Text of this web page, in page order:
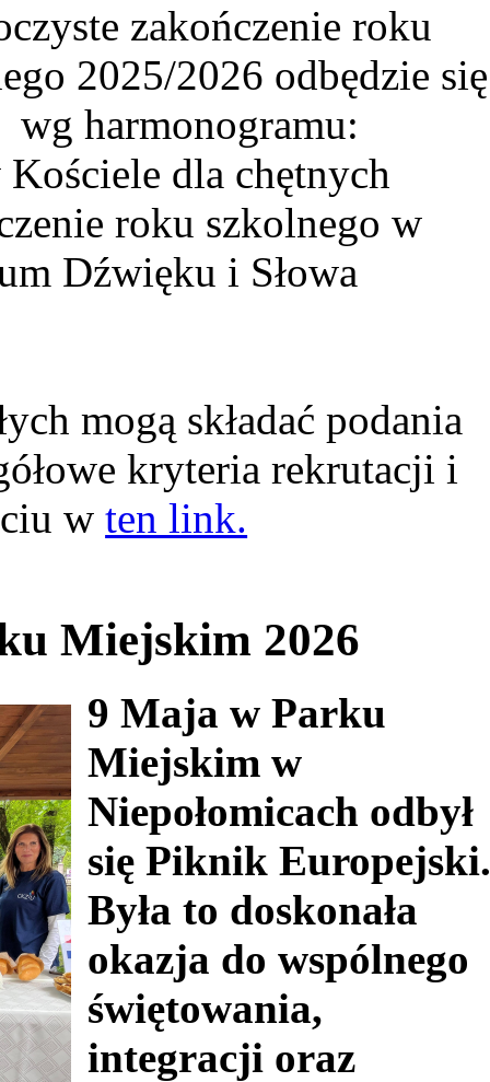
zakończenie roku
2025/2026 odbędzie się
wg harmonogramu:
dla chętnych
roku szkolnego w
Dźwięku i Słowa
mogą składać podania
kryteria rekrutacji i
wten link.
Miejskim 2026
9 Maja w Parku
Miejskim w
Niepołomicach odbył
się Piknik
Była to doskonała
okazja do wspólnego
świętowania,
integracji oraz